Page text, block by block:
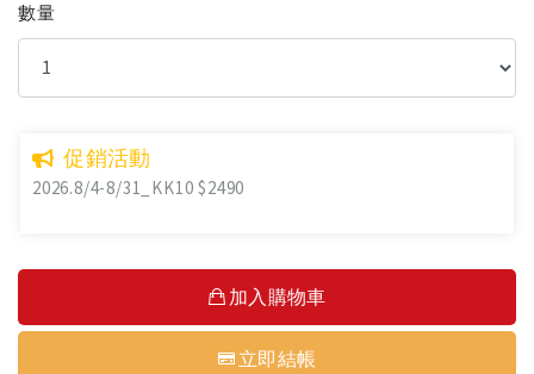
數量
促銷活動
2026.8/4-8/31_KK10 $2490
加入購物車
立即結帳